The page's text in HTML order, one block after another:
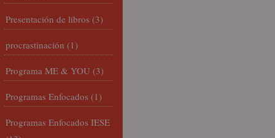
Presentación de libros (3)
procrastinación (1)
Programa ME & YOU (3)
Programas Enfocados (1)
Programas Enfocados IESE